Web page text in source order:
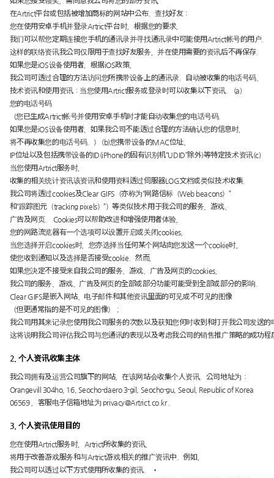
在Artrict平台或包括被增加商标的网站中公布。查找好友：
您在使用安卓手机并登录Artrict平台时，根据您的要求，
我们可以帮您定期连接您手机的通讯录并寻找通讯录中可能使用Artrict帐号的用户。
这样的联络资讯我公司仅限用于查找好友服务，并在使用需要的资讯后不再保存。
如果您是iOS设备使用者，根据iOS政策，
我公司可透过合理的方法访问您所携带设备上的通讯录。自动被收集的电话号码、
技术资讯和使用资讯：当您使用Artrict服务或登录时可以收集以下资讯。 (a)
您的电话号码
（您已生成Artrict帐号并使用安卓手机时才能自动收集您的电话号码。
如果您是iOS设备使用者，如果我公司不能透过合理的方法确认您的信息时，
将不再收集您的电话号码。） (b)您携带设备的MAC位址、
IP位址以及包括携带设备的ID(iPhone的固有识别机“UDID”除外)等特定技术资讯(c)
当您使用Artrict服务时，
收集的相关统计资讯该资讯和使用资料透过伺服器LOG文档或类似技术收集。
我公司将透过cookies及Clear GIFS（亦称为“网路信标（Web beacons）”
和“跟踪图元（tracking pixels）”）等类似技术用于我公司的服务、游戏、
广告及网页。 Cookies可以帮助改进和增强使用者体验，
您的网路流览器有一个选项可以设置开启或关闭cookies，
当您选择开启cookies时，您亦选择当任何某个网站向您发送一个cookie时，
使您收到通知以及选择是否接受cookie。然而，
如果您决定不接受来自我公司的服务、游戏、广告及网页的cookies，
我公司的服务、游戏、广告及网页的全部或部分功能可能受到全部或部分的影响。
Clear GIFS是嵌入网站、电子邮件和其他资讯里面的可见或不可见的图像
（但更通常指的是不可见的图像）；
我公司用其来记录您使用我公司服务的次数以及获知您何时收到和打开我公司发送的
这将说明我公司评估我公司与您通讯的表现以及考虑我公司的销售推广策略的成功程
2. 个人资讯收集主体
我公司拥有及运营公司旗下的网站，在该网站会收集个人资讯。公司地址为：
Orangevill 304ho, 16, Seocho-daero 3-gil, Seocho-gu, Seoul, Republic of Korea
06569 ，客服电子信箱地址为 privacy@Artrict.co.kr。
3. 个人资讯使用目的
您在使用Artrict服务时，Artrict所收集的资讯，
将用于改善游戏服务和与Artrict游戏相关的推广资讯中。例如，
我公司可以透过以下方式使用所收集的资讯。 •